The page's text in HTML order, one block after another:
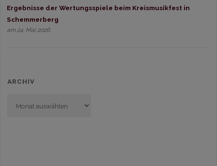
Ergebnisse der Wertungsspiele beim Kreismusikfest in
Schemmerberg
am 24. Mai 2026
ARCHIV